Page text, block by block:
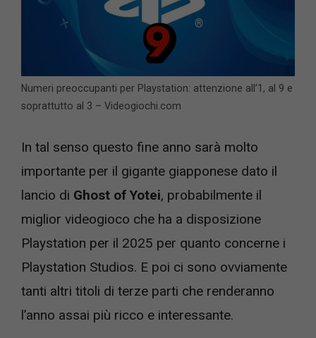
Numeri preoccupanti per Playstation: attenzione all’1, al 9 e
soprattutto al 3 – Videogiochi.com
In tal senso questo fine anno sarà molto
importante per il gigante giapponese dato il
lancio di Ghost of Yotei, probabilmente il
miglior videogioco che ha a disposizione
Playstation per il 2025 per quanto concerne i
Playstation Studios. E poi ci sono ovviamente
tanti altri titoli di terze parti che renderanno
l’anno assai più ricco e interessante.